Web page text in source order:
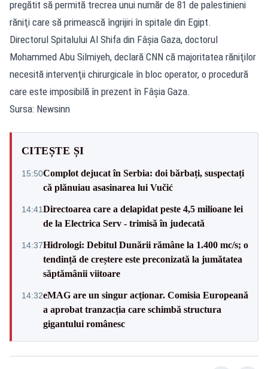
pregătit să permită trecrea unui număr de 81 de palestinieni
răniţi care să primească îngrijiri în spitale din Egipt.
Directorul Spitalului Al Shifa din Fâşia Gaza, doctorul
Mohammed Abu Silmiyeh, declară CNN că majoritatea răniţilor
necesită intervenţii chirurgicale în bloc operator, o procedură
care este imposibilă în prezent în Fâşia Gaza.
Sursa: Newsinn
CITEȘTE ȘI
15:50Complot dejucat în Serbia: doi bărbați, suspectați
că plănuiau asasinarea lui Vučić
14:41Directoarea care a delapidat peste 4,5 milioane lei
de la Electrica Serv - trimisă în judecată
14:37Hidrologi: Debitul Dunării rămâne la 1.400 mc/s; o
tendință de creștere este preconizată la jumătatea
săptămânii viitoare
14:32eMAG are un singur acționar. Comisia Europeană
a aprobat tranzacția care schimbă structura
gigantului românesc